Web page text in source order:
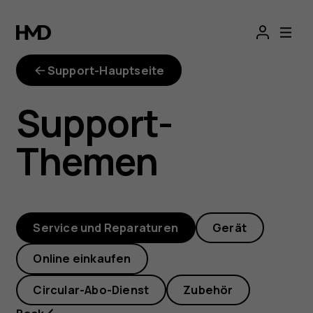
Ich
habe
ein
Reparatur-
Kit
bei
iFixit
bestellt,
Support-Hauptseite
Support-
Themen
Service und Reparaturen Gerät
Online einkaufen
Circular-Abo-Dienst
Zubehör